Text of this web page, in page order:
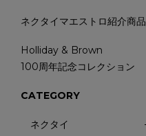
ネクタイマエストロ紹介商品
Holliday & Brown
100周年記念コレクション
CATEGORY
ネクタイ